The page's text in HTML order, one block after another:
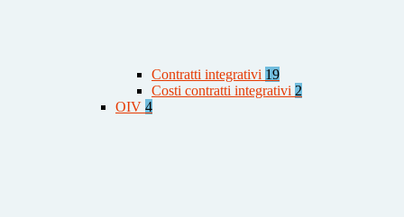
Contratti integrativi 19
Costi contratti integrativi 2
OIV 4